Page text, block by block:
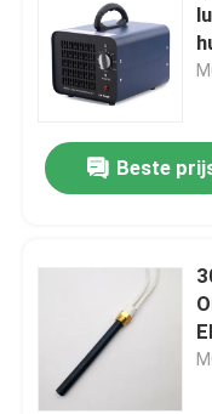
Thuis
Producten
Beste